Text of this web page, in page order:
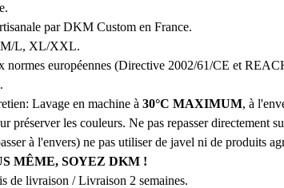
par DKM Custom en France.
M/L, XL/XXL.
normes européennes (Directive 2002/61/CE et
Lavage en machine à 30°C MAXIMUM, à
préserver les couleurs. Ne pas repasser directement
à l'envers) ne pas utiliser de javel ni de produits
MÊME, SOYEZ DKM !
de livraison / Livraison 2 semaines.